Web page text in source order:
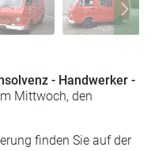
- Handwerker -
Mittwoch, den
finden Sie auf der